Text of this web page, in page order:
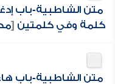
متن الشاطبية-باب
كلمة وفي كلمتين [
متن الشاطبية-باب